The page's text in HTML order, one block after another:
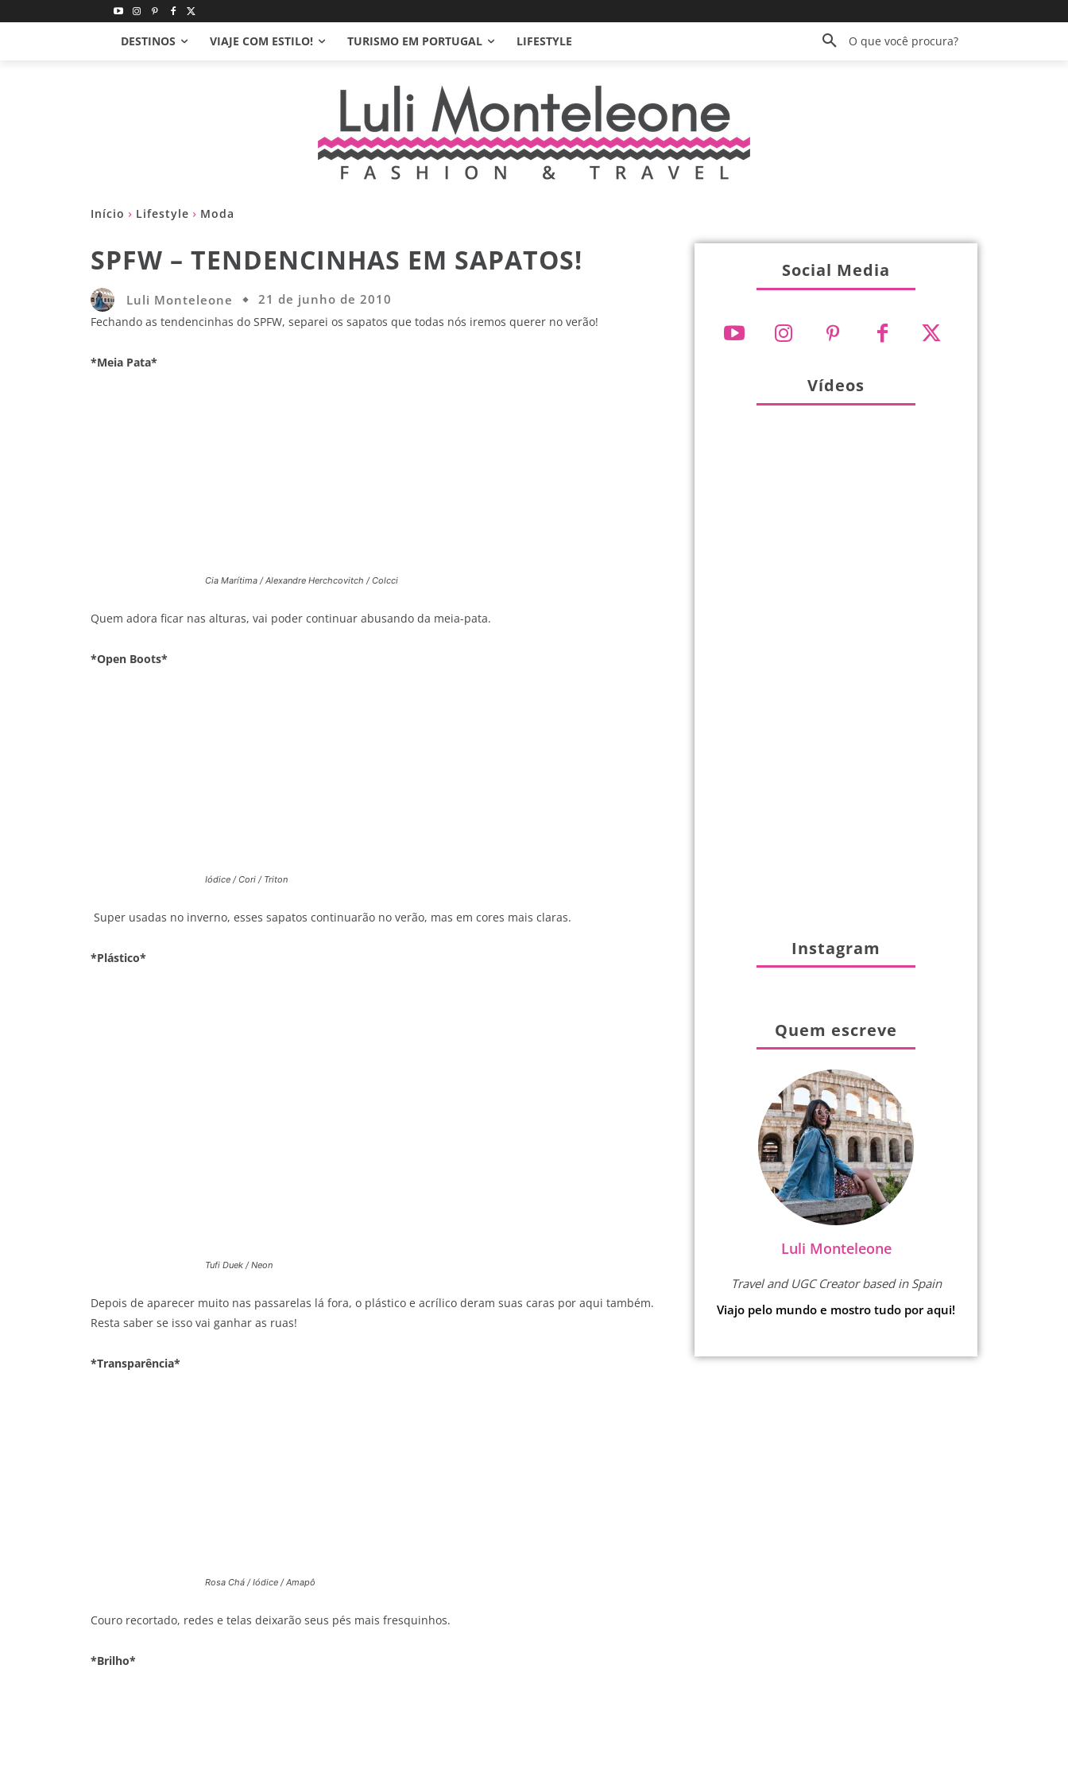
DESTINOS VIAJE COM ESTILO! TURISMO EM PORTUGAL LIFESTYLE O que você procura?
Início Lifestyle Moda
SPFW – TENDENCINHAS EM SAPATOS!
Luli Monteleone 21 de junho de 2010
Fechando as tendencinhas do SPFW, separei os sapatos que todas nós iremos querer no verão!
*Meia Pata*
Cia Marítima / Alexandre Herchcovitch / Colcci
Quem adora ficar nas alturas, vai poder continuar abusando da meia-pata.
*Open Boots*
Iódice / Cori / Triton
Super usadas no inverno, esses sapatos continuarão no verão, mas em cores mais claras.
*Plástico*
Tufi Duek / Neon
Depois de aparecer muito nas passarelas lá fora, o plástico e acrílico deram suas caras por aqui também.
Resta saber se isso vai ganhar as ruas!
*Transparência*
Rosa Chá / Iódice / Amapô
Couro recortado, redes e telas deixarão seus pés mais fresquinhos.
*Brilho*
Social Media
Vídeos
Instagram
Quem escreve
Luli Monteleone
Travel and UGC Creator based in Spain
Viajo pelo mundo e mostro tudo por aqui!